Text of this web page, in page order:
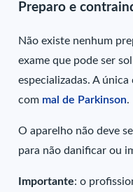
Preparo e
Não existe nenhum
exame que pode ser
especializadas. A
com mal de Parkinson.
O aparelho não deve
para não danificar ou
Importante: o